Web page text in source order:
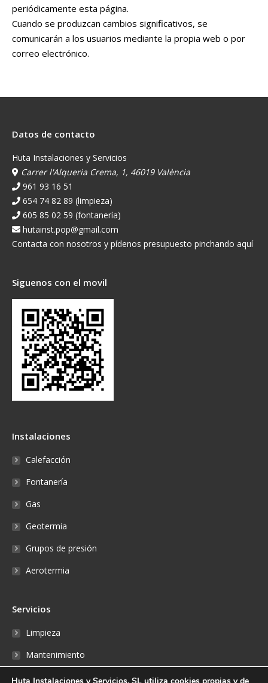
periódicamente esta página.
Cuando se produzcan cambios significativos, se
comunicarán a los usuarios mediante la propia web o por
correo electrónico.
Datos de contacto
Huta Instalaciones y Servicios
Carrer l'Alqueria Crema, 1, 46019 València
961 93 16 51
654 74 82 89 (limpieza)
605 85 02 59 (fontanería)
hutainst.pop@gmail.com
Contacta con nosotros y pídenos presupuesto pinchando aquí
Siguenos con el movil
Instalaciones
Calefacción
Fontanería
Gas
Geotermia
Grupos de presión
Aerotermia
Servicios
Limpieza
Mantenimiento
Reparaciones